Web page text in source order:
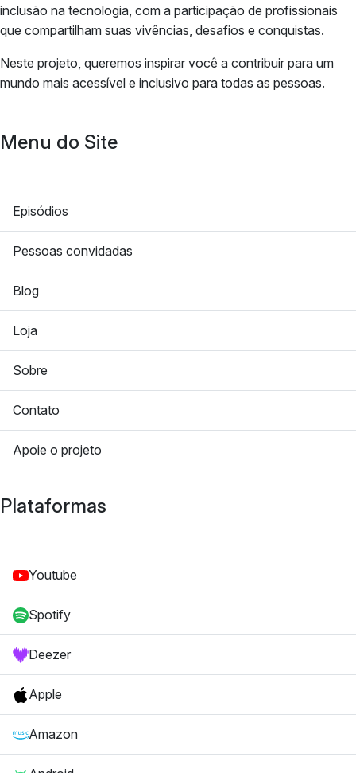
inclusão na tecnologia, com a participação de profissionais
que compartilham suas vivências, desafios e conquistas.
Neste projeto, queremos inspirar você a contribuir para um
mundo mais acessível e inclusivo para todas as pessoas.
Menu do Site
Episódios
Pessoas convidadas
Blog
Loja
Sobre
Contato
Apoie o projeto
Plataformas
Youtube
Spotify
Deezer
Apple
Amazon